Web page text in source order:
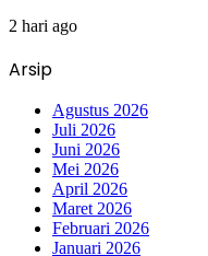
2 hari ago
Arsip
Agustus 2026
Juli 2026
Juni 2026
Mei 2026
April 2026
Maret 2026
Februari 2026
Januari 2026